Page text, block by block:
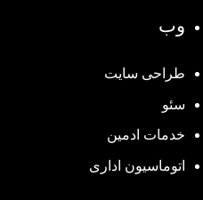
وب
طراحی سایت
سئو
خدمات ادمین
اتوماسیون اداری